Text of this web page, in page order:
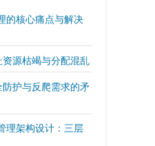
的核心痛点与解决
源枯竭与分配混乱​​
护与反爬需求的矛
理架构设计：三层